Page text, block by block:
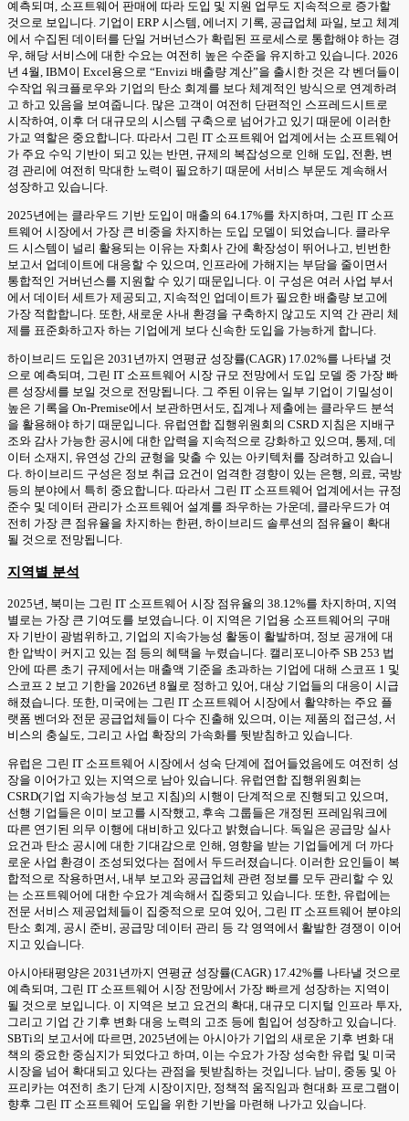
예측되며, 소프트웨어 판매에 따라 도입 및 지원 업무도 지속적으로 증가할
것으로 보입니다. 기업이 ERP 시스템, 에너지 기록, 공급업체 파일, 보고 체계
에서 수집된 데이터를 단일 거버넌스가 확립된 프로세스로 통합해야 하는 경
우, 해당 서비스에 대한 수요는 여전히 높은 수준을 유지하고 있습니다. 2026
년 4월, IBM이 Excel용으로 “Envizi 배출량 계산”을 출시한 것은 각 벤더들이
수작업 워크플로우와 기업의 탄소 회계를 보다 체계적인 방식으로 연계하려
고 하고 있음을 보여줍니다. 많은 고객이 여전히 단편적인 스프레드시트로
시작하여, 이후 더 대규모의 시스템 구축으로 넘어가고 있기 때문에 이러한
가교 역할은 중요합니다. 따라서 그린 IT 소프트웨어 업계에서는 소프트웨어
가 주요 수익 기반이 되고 있는 반면, 규제의 복잡성으로 인해 도입, 전환, 변
경 관리에 여전히 막대한 노력이 필요하기 때문에 서비스 부문도 계속해서
성장하고 있습니다.
2025년에는 클라우드 기반 도입이 매출의 64.17%를 차지하며, 그린 IT 소프
트웨어 시장에서 가장 큰 비중을 차지하는 도입 모델이 되었습니다. 클라우
드 시스템이 널리 활용되는 이유는 자회사 간에 확장성이 뛰어나고, 빈번한
보고서 업데이트에 대응할 수 있으며, 인프라에 가해지는 부담을 줄이면서
통합적인 거버넌스를 지원할 수 있기 때문입니다. 이 구성은 여러 사업 부서
에서 데이터 세트가 제공되고, 지속적인 업데이트가 필요한 배출량 보고에
가장 적합합니다. 또한, 새로운 사내 환경을 구축하지 않고도 지역 간 관리 체
제를 표준화하고자 하는 기업에게 보다 신속한 도입을 가능하게 합니다.
하이브리드 도입은 2031년까지 연평균 성장률(CAGR) 17.02%를 나타낼 것
으로 예측되며, 그린 IT 소프트웨어 시장 규모 전망에서 도입 모델 중 가장 빠
른 성장세를 보일 것으로 전망됩니다. 그 주된 이유는 일부 기업이 기밀성이
높은 기록을 On-Premise에서 보관하면서도, 집계나 제출에는 클라우드 분석
을 활용해야 하기 때문입니다. 유럽연합 집행위원회의 CSRD 지침은 지배구
조와 감사 가능한 공시에 대한 압력을 지속적으로 강화하고 있으며, 통제, 데
이터 소재지, 유연성 간의 균형을 맞출 수 있는 아키텍처를 장려하고 있습니
다. 하이브리드 구성은 정보 취급 요건이 엄격한 경향이 있는 은행, 의료, 국방
등의 분야에서 특히 중요합니다. 따라서 그린 IT 소프트웨어 업계에서는 규정
준수 및 데이터 관리가 소프트웨어 설계를 좌우하는 가운데, 클라우드가 여
전히 가장 큰 점유율을 차지하는 한편, 하이브리드 솔루션의 점유율이 확대
될 것으로 전망됩니다.
지역별 분석
2025년, 북미는 그린 IT 소프트웨어 시장 점유율의 38.12%를 차지하며, 지역
별로는 가장 큰 기여도를 보였습니다. 이 지역은 기업용 소프트웨어의 구매
자 기반이 광범위하고, 기업의 지속가능성 활동이 활발하며, 정보 공개에 대
한 압박이 커지고 있는 점 등의 혜택을 누렸습니다. 캘리포니아주 SB 253 법
안에 따른 초기 규제에서는 매출액 기준을 초과하는 기업에 대해 스코프 1 및
스코프 2 보고 기한을 2026년 8월로 정하고 있어, 대상 기업들의 대응이 시급
해졌습니다. 또한, 미국에는 그린 IT 소프트웨어 시장에서 활약하는 주요 플
랫폼 벤더와 전문 공급업체들이 다수 진출해 있으며, 이는 제품의 접근성, 서
비스의 충실도, 그리고 사업 확장의 가속화를 뒷받침하고 있습니다.
유럽은 그린 IT 소프트웨어 시장에서 성숙 단계에 접어들었음에도 여전히 성
장을 이어가고 있는 지역으로 남아 있습니다. 유럽연합 집행위원회는
CSRD(기업 지속가능성 보고 지침)의 시행이 단계적으로 진행되고 있으며,
선행 기업들은 이미 보고를 시작했고, 후속 그룹들은 개정된 프레임워크에
따른 연기된 의무 이행에 대비하고 있다고 밝혔습니다. 독일은 공급망 실사
요건과 탄소 공시에 대한 기대감으로 인해, 영향을 받는 기업들에게 더 까다
로운 사업 환경이 조성되었다는 점에서 두드러졌습니다. 이러한 요인들이 복
합적으로 작용하면서, 내부 보고와 공급업체 관련 정보를 모두 관리할 수 있
는 소프트웨어에 대한 수요가 계속해서 집중되고 있습니다. 또한, 유럽에는
전문 서비스 제공업체들이 집중적으로 모여 있어, 그린 IT 소프트웨어 분야의
탄소 회계, 공시 준비, 공급망 데이터 관리 등 각 영역에서 활발한 경쟁이 이어
지고 있습니다.
아시아태평양은 2031년까지 연평균 성장률(CAGR) 17.42%를 나타낼 것으로
예측되며, 그린 IT 소프트웨어 시장 전망에서 가장 빠르게 성장하는 지역이
될 것으로 보입니다. 이 지역은 보고 요건의 확대, 대규모 디지털 인프라 투자,
그리고 기업 간 기후 변화 대응 노력의 고조 등에 힘입어 성장하고 있습니다.
SBTi의 보고서에 따르면, 2025년에는 아시아가 기업의 새로운 기후 변화 대
책의 중요한 중심지가 되었다고 하며, 이는 수요가 가장 성숙한 유럽 및 미국
시장을 넘어 확대되고 있다는 관점을 뒷받침하는 것입니다. 남미, 중동 및 아
프리카는 여전히 초기 단계 시장이지만, 정책적 움직임과 현대화 프로그램이
향후 그린 IT 소프트웨어 도입을 위한 기반을 마련해 나가고 있습니다.